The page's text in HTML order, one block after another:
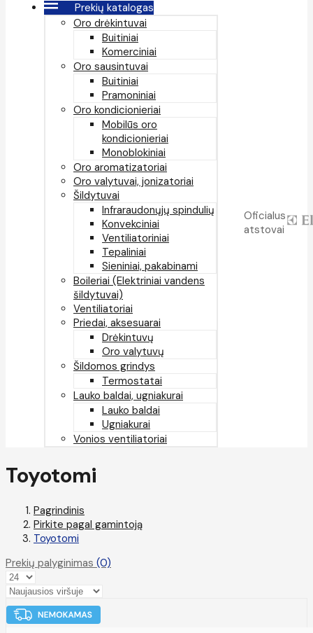
Prekių katalogas
Oro drėkintuvai
Buitiniai
Komerciniai
Oro sausintuvai
Buitiniai
Pramoniniai
Oro kondicionieriai
Mobilūs oro
kondicionieriai
Monoblokiniai
Oro aromatizatoriai
Oro valytuvai, jonizatoriai
Šildytuvai
Infraraudonųjų spindulių
Konvekciniai
Ventiliatoriniai
Tepaliniai
Sieniniai, pakabinami
Boileriai (Elektriniai vandens
šildytuvai)
Ventiliatoriai
Priedai, aksesuarai
Drėkintuvų
Oro valytuvų
Šildomos grindys
Termostatai
Lauko baldai, ugniakurai
Lauko baldai
Ugniakurai
Vonios ventiliatoriai
Oficialus
atstovai
Toyotomi
Pagrindinis
Pirkite pagal gamintoją
Toyotomi
Prekių palyginimas (0)